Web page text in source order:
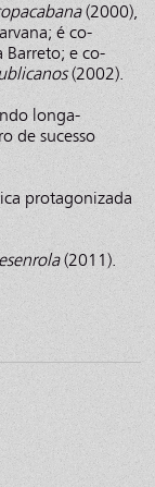
(2000),
é co-
Barreto; e co-
(2002).
longa-
de sucesso
protagonizada
(2011).